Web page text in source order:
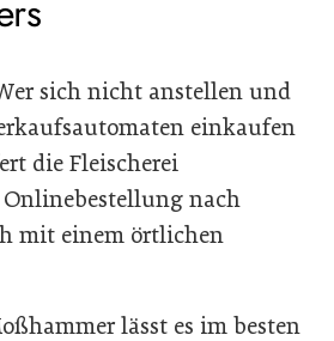
sich nicht anstellen und
einkaufen
die Fleischerei
nach
mit einem örtlichen
lässt es im besten